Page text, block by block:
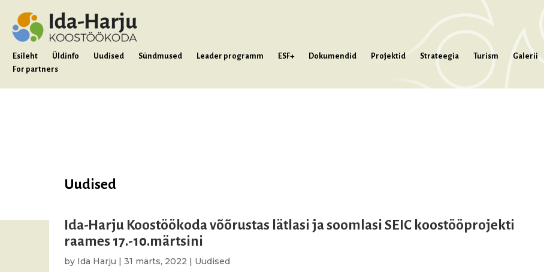
Esileht Üldinfo Uudised Sündmused Leader programm ESF+ Dokumendid Projektid Strateegia Turism Galerii
For partners
Uudised
Ida-Harju Koostöökoda võõrustas lätlasi ja soomlasi SEIC koostööprojekti
raames 17.-10.märtsini
by Ida Harju | 31 märts, 2022 | Uudised